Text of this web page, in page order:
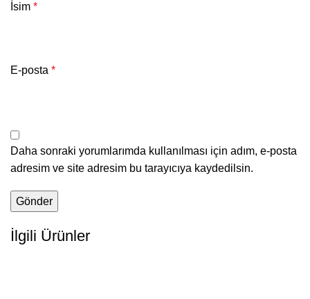
İsim *
E-posta *
Daha sonraki yorumlarımda kullanılması için adım, e-posta
adresim ve site adresim bu tarayıcıya kaydedilsin.
İlgili Ürünler